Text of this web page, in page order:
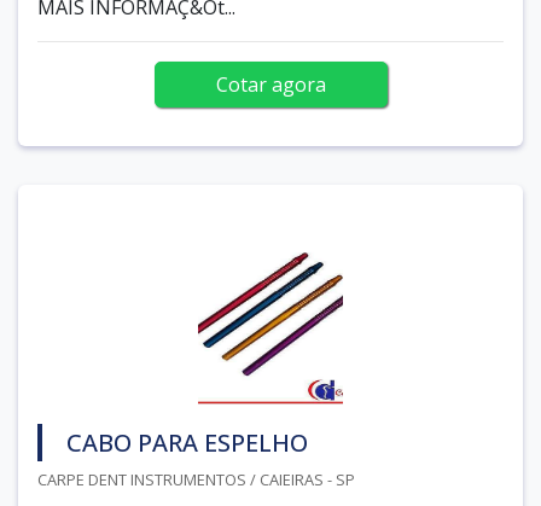
MAIS INFORMAÇ&Ot...
Cotar agora
CABO PARA ESPELHO
CARPE DENT INSTRUMENTOS / CAIEIRAS - SP